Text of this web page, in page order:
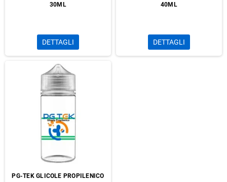
30ML
DETTAGLI
40ML
DETTAGLI
PG-TEK GLICOLE PROPILENICO